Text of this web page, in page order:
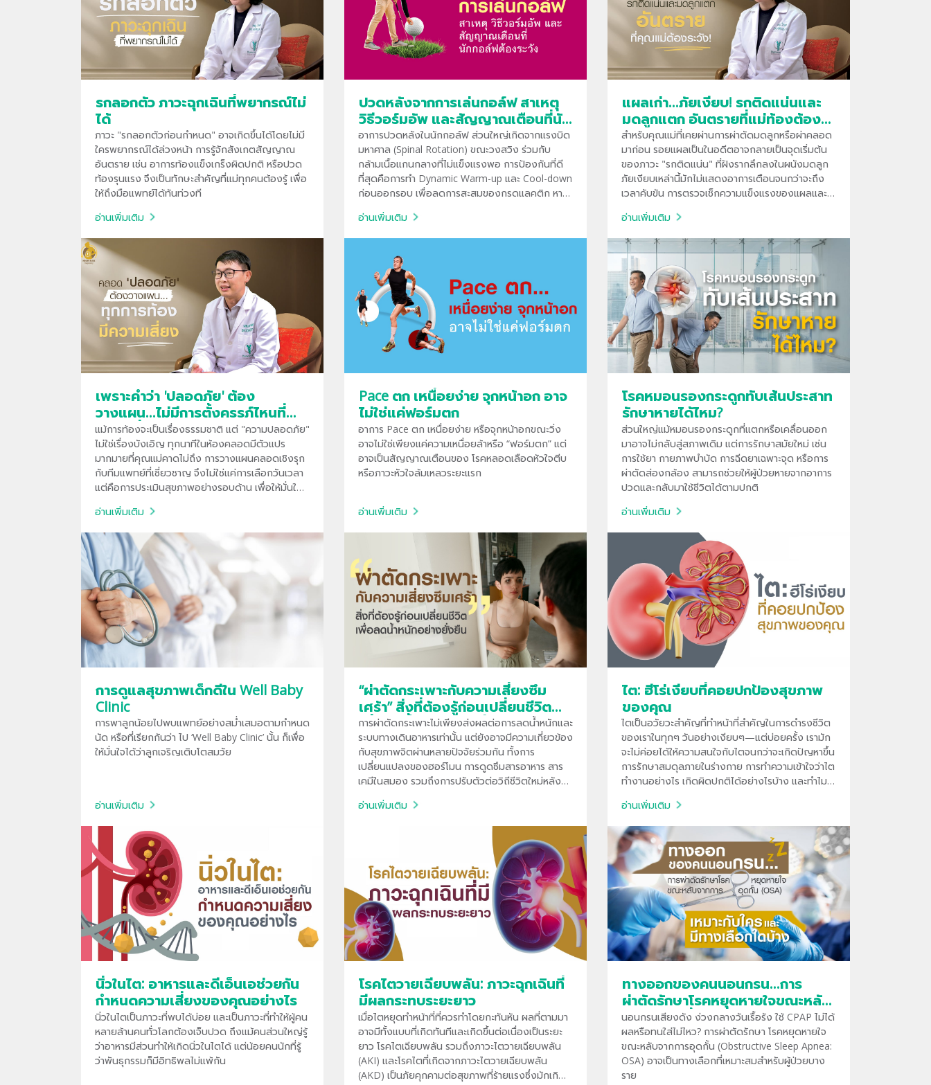
รกลอกตัว ภาวะฉุกเฉินที่พยากรณ์ไม่
ได้
ภาวะ "รกลอกตัวก่อนกำหนด" อาจเกิดขึ้นได้โดยไม่มี
ใครพยากรณ์ได้ล่วงหน้า การรู้จักสังเกตสัญญาณ
อันตราย เช่น อาการท้องแข็งเกร็งผิดปกติ หรือปวด
ท้องรุนแรง จึงเป็นทักษะสำคัญที่แม่ทุกคนต้องรู้ เพื่อ
ให้ถึงมือแพทย์ได้ทันท่วงที
อ่านเพิ่มเติม
ปวดหลังจากการเล่นกอล์ฟ สาเหตุ
วิธีวอร์มอัพ และสัญญาณเตือนที่นัก
กอล์ฟต้องระวัง
อาการปวดหลังในนักกอล์ฟ ส่วนใหญ่เกิดจากแรงบิด
มหาศาล (Spinal Rotation) ขณะวงสวิง ร่วมกับ
กล้ามเนื้อแกนกลางที่ไม่แข็งแรงพอ การป้องกันที่ดี
ที่สุดคือการทำ Dynamic Warm-up และ Cool-down
ก่อนออกรอบ เพื่อลดการสะสมของกรดแลคติก หาก
อาจเป็นสัญญาณของหมอนรองกระดูกทับเส้น
ประสาท
อ่านเพิ่มเติม
แผลเก่า...ภัยเงียบ! รกติดแน่นและ
มดลูกแตก อันตรายที่แม่ท้องต้อง
ระวัง
สำหรับคุณแม่ที่เคยผ่านการผ่าตัดมดลูกหรือผ่าคลอด
มาก่อน รอยแผลเป็นในอดีตอาจกลายเป็นจุดเริ่มต้น
ของภาวะ "รกติดแน่น" ที่ฝังรากลึกลงในผนังมดลูก
ภัยเงียบเหล่านี้มักไม่แสดงอาการเตือนจนกว่าจะถึง
เวลาคับขัน การตรวจเช็กความแข็งแรงของแผลและ
เป็นกุญแจสำคัญที่ช่วยลดความเสี่ยงจากการตก
เลือดรุนแรง
อ่านเพิ่มเติม
เพราะคำว่า 'ปลอดภัย' ต้อง
วางแผน...ไม่มีการตั้งครรภ์ไหนที่
ความเสี่ยงเป็นศูนย์
แม้การท้องจะเป็นเรื่องธรรมชาติ แต่ "ความปลอดภัย"
ไม่ใช่เรื่องบังเอิญ ทุกนาทีในห้องคลอดมีตัวแปร
มากมายที่คุณแม่คาดไม่ถึง การวางแผนคลอดเชิงรุก
กับทีมแพทย์ที่เชี่ยวชาญ จึงไม่ใช่แค่การเลือกวันเวลา
แต่คือการประเมินสุขภาพอย่างรอบด้าน เพื่อให้มั่นใจ
ปลอดภัยที่สุด
อ่านเพิ่มเติม
Pace ตก เหนื่อยง่าย จุกหน้าอก อาจ
ไม่ใช่แค่ฟอร์มตก
อาการ Pace ตก เหนื่อยง่าย หรือจุกหน้าอกขณะวิ่ง
อาจไม่ใช่เพียงแค่ความเหนื่อยล้าหรือ “ฟอร์มตก” แต่
อาจเป็นสัญญาณเตือนของ โรคหลอดเลือดหัวใจตีบ
หรือภาวะหัวใจล้มเหลวระยะแรก
อ่านเพิ่มเติม
โรคหมอนรองกระดูกทับเส้นประสาท
รักษาหายได้ไหม?
ส่วนใหญ่แม้หมอนรองกระดูกที่แตกหรือเคลื่อนออก
มาอาจไม่กลับสู่สภาพเดิม แต่การรักษาสมัยใหม่ เช่น
การใช้ยา กายภาพบำบัด การฉีดยาเฉพาะจุด หรือการ
ผ่าตัดส่องกล้อง สามารถช่วยให้ผู้ป่วยหายจากอาการ
ปวดและกลับมาใช้ชีวิตได้ตามปกติ
อ่านเพิ่มเติม
การดูแลสุขภาพเด็กดีใน Well Baby
Clinic
การพาลูกน้อยไปพบแพทย์อย่างสม่ำเสมอตามกำหนด
นัด หรือที่เรียกกันว่า ไป ‘Well Baby Clinic’ นั้น ก็เพื่อ
ให้มั่นใจได้ว่าลูกเจริญเติบโตสมวัย
อ่านเพิ่มเติม
“ผ่าตัดกระเพาะกับความเสี่ยงซึม
เศร้า” สิ่งที่ต้องรู้ก่อนเปลี่ยนชีวิต
เพื่อลดน้ำหนักอย่างยั่งยืน
การผ่าตัดกระเพาะไม่เพียงส่งผลต่อการลดน้ำหนักและ
ระบบทางเดินอาหารเท่านั้น แต่ยังอาจมีความเกี่ยวข้อง
กับสุขภาพจิตผ่านหลายปัจจัยร่วมกัน ทั้งการ
เปลี่ยนแปลงของฮอร์โมน การดูดซึมสารอาหาร สาร
เคมีในสมอง รวมถึงการปรับตัวต่อวิถีชีวิตใหม่หลัง
อ่านเพิ่มเติม
ไต: ฮีโร่เงียบที่คอยปกป้องสุขภาพ
ของคุณ
ไตเป็นอวัยวะสำคัญที่ทำหน้าที่สำคัญในการดำรงชีวิต
ของเราในทุกๆ วันอย่างเงียบๆ—แต่บ่อยครั้ง เรามัก
จะไม่ค่อยได้ให้ความสนใจกับไตจนกว่าจะเกิดปัญหาขึ้น
การรักษาสมดุลภายในร่างกาย การทำความเข้าใจว่าไต
ทำงานอย่างไร เกิดผิดปกติได้อย่างไรบ้าง และทำไม
สำคัญต่อการรักษาสุขภาพในระยะยาว
อ่านเพิ่มเติม
นิ่วในไต: อาหารและดีเอ็นเอช่วยกัน
กำหนดความเสี่ยงของคุณอย่างไร
นิ่วในไตเป็นภาวะที่พบได้บ่อย และเป็นภาวะที่ทำให้ผู้คน
หลายล้านคนทั่วโลกต้องเจ็บปวด ถึงแม้คนส่วนใหญ่รู้
ว่าอาหารมีส่วนทำให้เกิดนิ่วในไตได้ แต่น้อยคนนักที่รู้
ว่าพันธุกรรมก็มีอิทธิพลไม่แพ้กัน
โรคไตวายเฉียบพลัน: ภาวะฉุกเฉินที่
มีผลกระทบระยะยาว
เมื่อไตหยุดทำหน้าที่ที่ควรทำโดยกะทันหัน ผลที่ตามมา
อาจมีทั้งแบบที่เกิดทันทีและเกิดขึ้นต่อเนื่องเป็นระยะ
ยาว โรคไตเฉียบพลัน รวมถึงภาวะไตวายเฉียบพลัน
(AKI) และโรคไตที่เกิดจากภาวะไตวายเฉียบพลัน
(AKD) เป็นภัยคุกคามต่อสุขภาพที่ร้ายแรงซึ่งมักเกิด
ทางออกของคนนอนกรน…การ
ผ่าตัดรักษาโรคหยุดหายใจขณะหลับ
จากการอุดกั้น (OSA) เหมาะกับใคร
และมีทางเลือกใดบ้าง
นอนกรนเสียงดัง ง่วงกลางวันเรื้อรัง ใช้ CPAP ไม่ได้
ผลหรือทนใส่ไม่ไหว? การผ่าตัดรักษา โรคหยุดหายใจ
ขณะหลับจากการอุดกั้น (Obstructive Sleep Apnea:
OSA) อาจเป็นทางเลือกที่เหมาะสมสำหรับผู้ป่วยบาง
ราย